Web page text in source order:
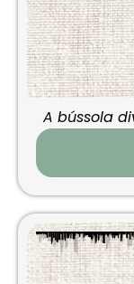
A bússola